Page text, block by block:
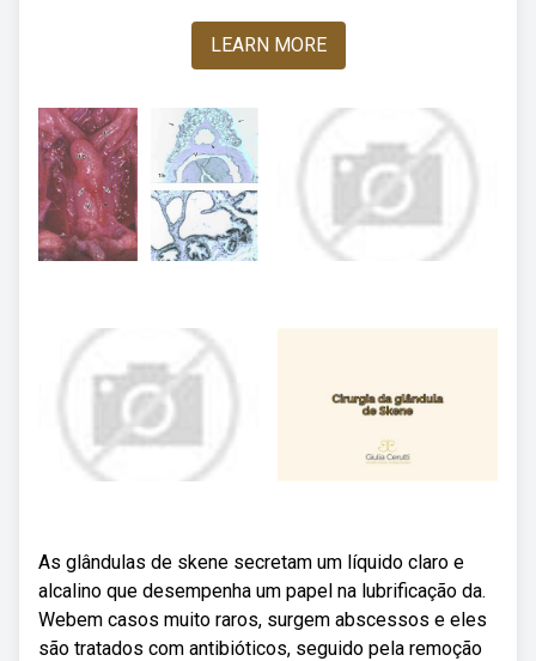
LEARN MORE
As glândulas de skene secretam um líquido claro e
alcalino que desempenha um papel na lubrificação da.
Webem casos muito raros, surgem abscessos e eles
são tratados com antibióticos, seguido pela remoção